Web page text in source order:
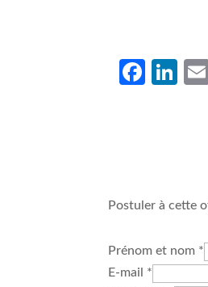
Postuler à cette
Prénom et nom *
E-mail *